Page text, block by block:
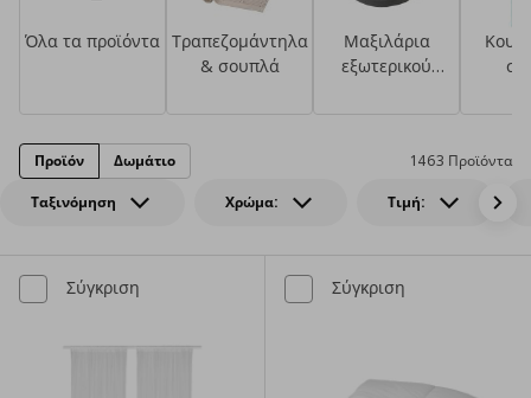
Όλα τα προϊόντα Τραπεζομάντηλα
& σουπλά
Μαξιλάρια
εξωτερικού
Ταξινόμηση Χρώμα: Τιμή:
1463 Προϊόντα
Προϊόν Δωμάτιο
Σύγκριση Σύγκριση